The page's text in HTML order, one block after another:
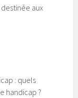
aux
: quels
handicap ?